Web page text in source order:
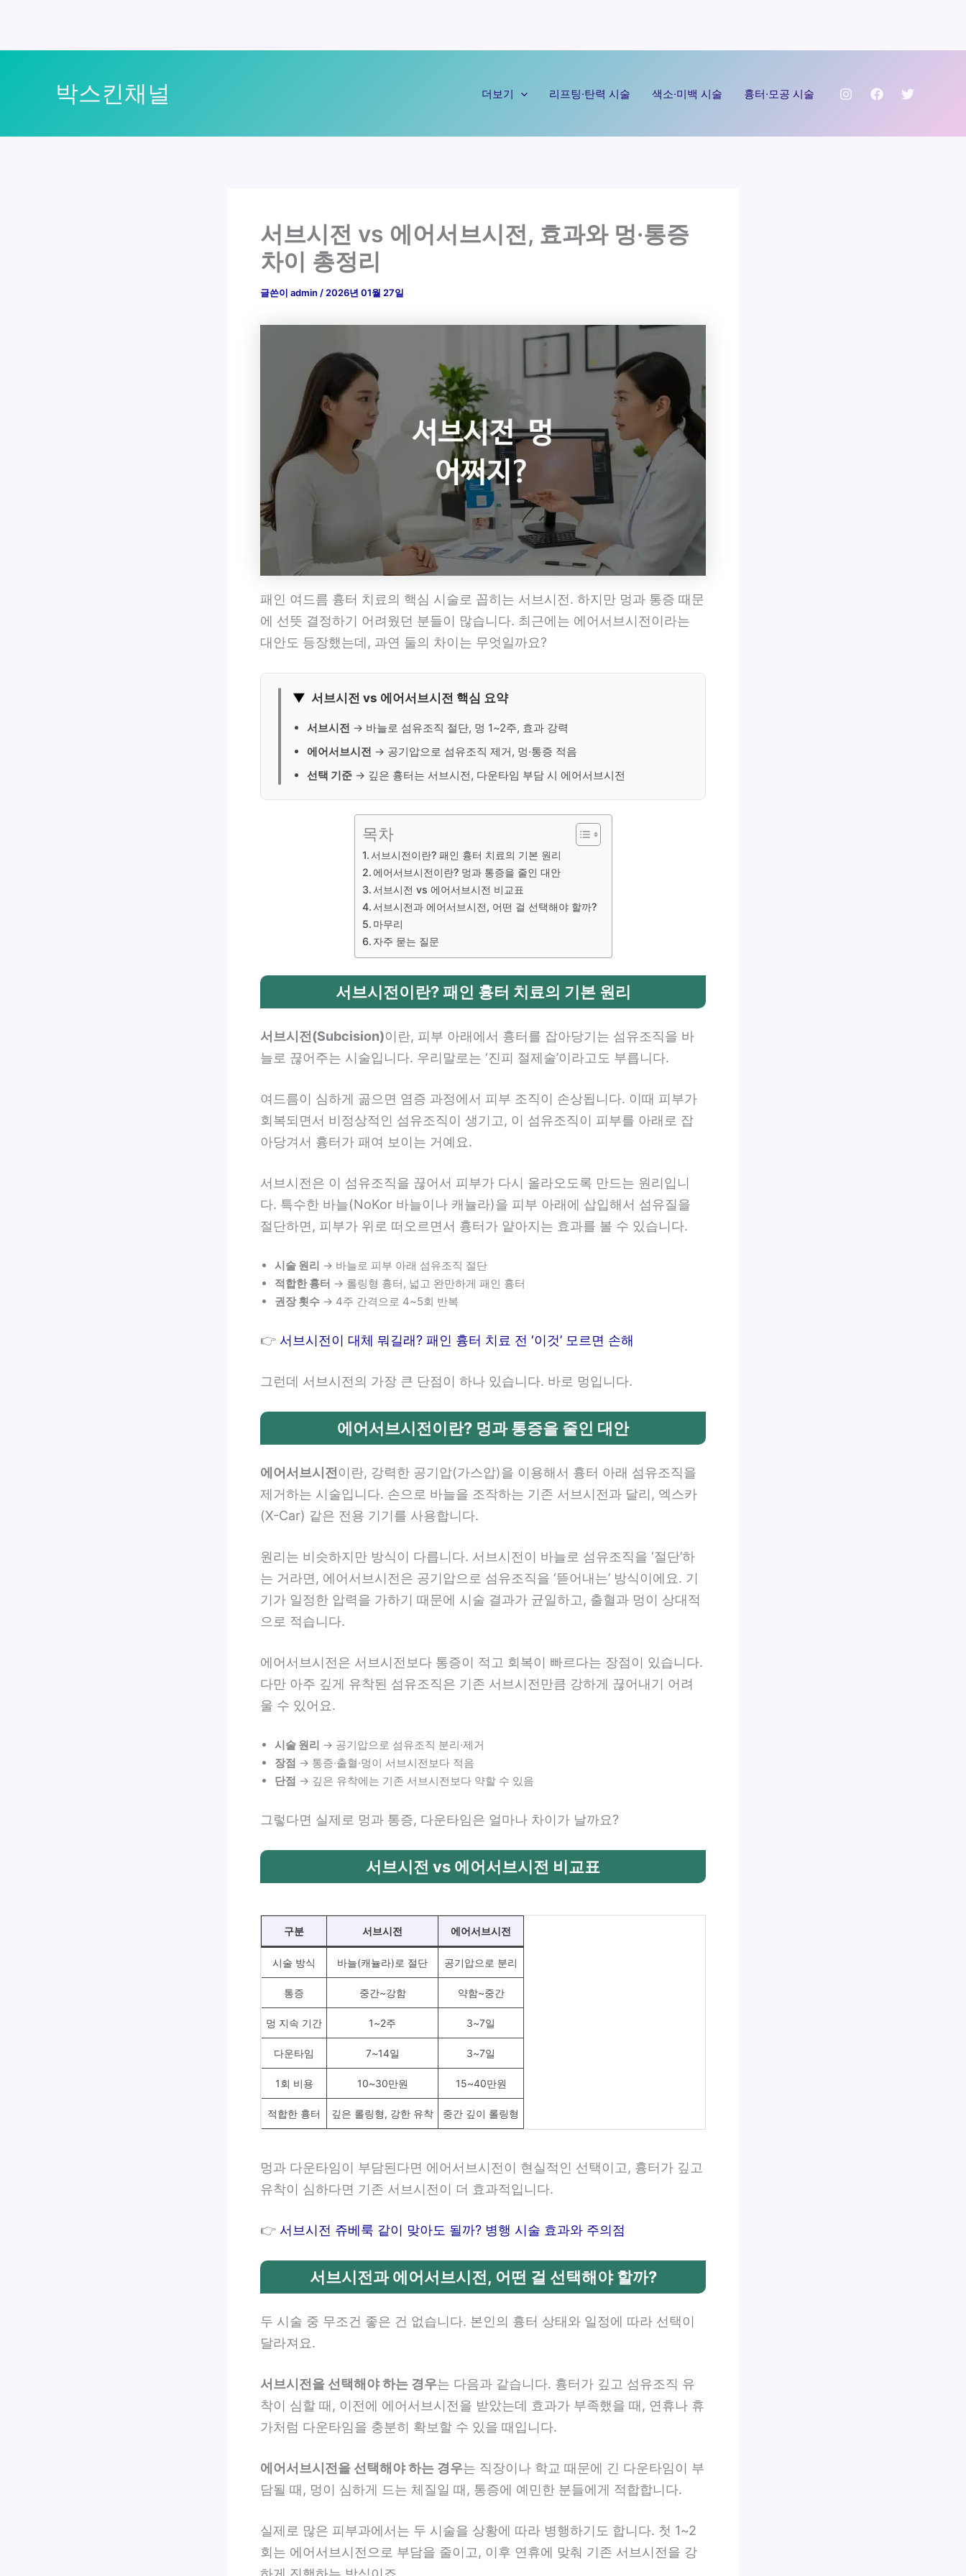
박스킨채널 더보기 리프팅·탄력 시술 색소·미백 시술 흉터·모공 시술
서브시전 vs 에어서브시전, 효과와 멍·통증
차이 총정리
글쓴이 admin / 2026년 01월 27일
패인 여드름 흉터 치료의 핵심 시술로 꼽히는 서브시전. 하지만 멍과 통증 때문
에 선뜻 결정하기 어려웠던 분들이 많습니다. 최근에는 에어서브시전이라는
대안도 등장했는데, 과연 둘의 차이는 무엇일까요?
▼ 서브시전 vs 에어서브시전 핵심 요약
서브시전 → 바늘로 섬유조직 절단, 멍 1~2주, 효과 강력
에어서브시전 → 공기압으로 섬유조직 제거, 멍·통증 적음
선택 기준 → 깊은 흉터는 서브시전, 다운타임 부담 시 에어서브시전
목차
서브시전이란? 패인 흉터 치료의 기본 원리
에어서브시전이란? 멍과 통증을 줄인 대안
서브시전 vs 에어서브시전 비교표
서브시전과 에어서브시전, 어떤 걸 선택해야 할까?
마무리
자주 묻는 질문
서브시전이란? 패인 흉터 치료의 기본 원리
서브시전(Subcision)이란, 피부 아래에서 흉터를 잡아당기는 섬유조직을 바
늘로 끊어주는 시술입니다. 우리말로는 ‘진피 절제술’이라고도 부릅니다.
여드름이 심하게 곪으면 염증 과정에서 피부 조직이 손상됩니다. 이때 피부가
회복되면서 비정상적인 섬유조직이 생기고, 이 섬유조직이 피부를 아래로 잡
아당겨서 흉터가 패여 보이는 거예요.
서브시전은 이 섬유조직을 끊어서 피부가 다시 올라오도록 만드는 원리입니
다. 특수한 바늘(NoKor 바늘이나 캐뉼라)을 피부 아래에 삽입해서 섬유질을
절단하면, 피부가 위로 떠오르면서 흉터가 얕아지는 효과를 볼 수 있습니다.
시술 원리 → 바늘로 피부 아래 섬유조직 절단
적합한 흉터 → 롤링형 흉터, 넓고 완만하게 패인 흉터
권장 횟수 → 4주 간격으로 4~5회 반복
👉 서브시전이 대체 뭐길래? 패인 흉터 치료 전 ‘이것’ 모르면 손해
그런데 서브시전의 가장 큰 단점이 하나 있습니다. 바로 멍입니다.
에어서브시전이란? 멍과 통증을 줄인 대안
에어서브시전이란, 강력한 공기압(가스압)을 이용해서 흉터 아래 섬유조직을
제거하는 시술입니다. 손으로 바늘을 조작하는 기존 서브시전과 달리, 엑스카
(X-Car) 같은 전용 기기를 사용합니다.
원리는 비슷하지만 방식이 다릅니다. 서브시전이 바늘로 섬유조직을 ‘절단’하
는 거라면, 에어서브시전은 공기압으로 섬유조직을 ‘뜯어내는’ 방식이에요. 기
기가 일정한 압력을 가하기 때문에 시술 결과가 균일하고, 출혈과 멍이 상대적
으로 적습니다.
에어서브시전은 서브시전보다 통증이 적고 회복이 빠르다는 장점이 있습니다.
다만 아주 깊게 유착된 섬유조직은 기존 서브시전만큼 강하게 끊어내기 어려
울 수 있어요.
시술 원리 → 공기압으로 섬유조직 분리·제거
장점 → 통증·출혈·멍이 서브시전보다 적음
단점 → 깊은 유착에는 기존 서브시전보다 약할 수 있음
그렇다면 실제로 멍과 통증, 다운타임은 얼마나 차이가 날까요?
서브시전 vs 에어서브시전 비교표
구분 서브시전 에어서브시전
시술 방식 바늘(캐뉼라)로 절단 공기압으로 분리
통증 중간~강함 약함~중간
멍 지속 기간 1~2주 3~7일
다운타임 7~14일 3~7일
1회 비용 10~30만원 15~40만원
적합한 흉터 깊은 롤링형, 강한 유착 중간 깊이 롤링형
멍과 다운타임이 부담된다면 에어서브시전이 현실적인 선택이고, 흉터가 깊고
유착이 심하다면 기존 서브시전이 더 효과적입니다.
👉 서브시전 쥬베룩 같이 맞아도 될까? 병행 시술 효과와 주의점
서브시전과 에어서브시전, 어떤 걸 선택해야 할까?
두 시술 중 무조건 좋은 건 없습니다. 본인의 흉터 상태와 일정에 따라 선택이
달라져요.
서브시전을 선택해야 하는 경우는 다음과 같습니다. 흉터가 깊고 섬유조직 유
착이 심할 때, 이전에 에어서브시전을 받았는데 효과가 부족했을 때, 연휴나 휴
가처럼 다운타임을 충분히 확보할 수 있을 때입니다.
에어서브시전을 선택해야 하는 경우는 직장이나 학교 때문에 긴 다운타임이 부
담될 때, 멍이 심하게 드는 체질일 때, 통증에 예민한 분들에게 적합합니다.
실제로 많은 피부과에서는 두 시술을 상황에 따라 병행하기도 합니다. 첫 1~2
회는 에어서브시전으로 부담을 줄이고, 이후 연휴에 맞춰 기존 서브시전을 강